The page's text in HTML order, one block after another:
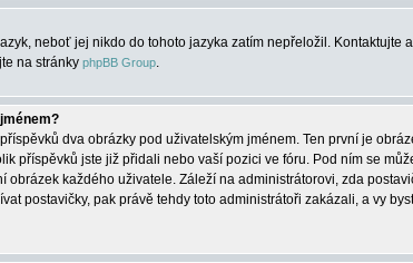
neboť jej nikdo do tohoto jazyka zatím nepřeložil. Kontaktujte
na stránky phpBB Group.
dva obrázky pod uživatelským jménem. Ten první je
příspěvků jste již přidali nebo vaší pozici ve fóru. Pod ním se
obrázek každého uživatele. Záleží na administrátorovi, zda
postavičky, pak právě tehdy toto administrátoři zakázali, a vy